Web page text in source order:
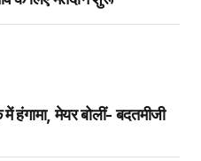
मेयर बोलीं- बदतमीजी